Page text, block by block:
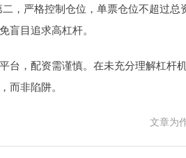
，严格控制仓位，单票仓位不超过
盲目追求高杠杆。
台，配资需谨慎。在未充分理解杠杆
而非陷阱。
文章为